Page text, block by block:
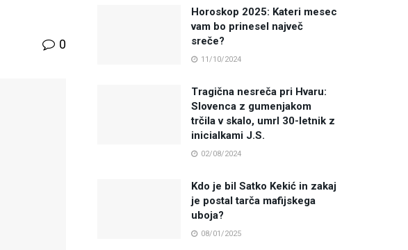
0
Horoskop 2025: Kateri mesec
vam bo prinesel največ
sreče?
11/10/2024
Tragična nesreča pri Hvaru:
Slovenca z gumenjakom
trčila v skalo, umrl 30-letnik z
inicialkami J.S.
02/08/2024
Kdo je bil Satko Kekić in zakaj
je postal tarča mafijskega
uboja?
08/01/2025